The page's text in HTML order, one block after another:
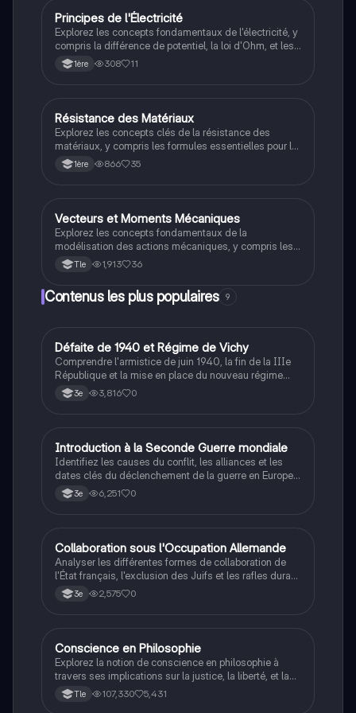
fondamentaux des systèmes mécaniques.
SI
Principes de l'Électricité
Explorez les concepts fondamentaux de l'électricité, y
compris la différence de potentiel, la loi d'Ohm, et les
associations de résistances. Ce résumé couvre les
lois essentielles des circuits électriques et fournit des
1ère 308 11
SI
Résistance des Matériaux
Explorez les concepts clés de la résistance des
matériaux, y compris les formules essentielles pour la
traction, la compression, et la flexion. Ce document
présente des calculs pratiques, des coefficients de
architecture et ingénierie.
1ère 866 35
SI
Vecteurs et Moments Mécaniques
Explorez les concepts fondamentaux de la
modélisation des actions mécaniques, y compris les
vecteurs, les forces, les moments et le théorème de
Varignon. Ce chapitre de sciences de l'ingénieur pour
la terminale couvre les calculs de travail, les forces
résultantes et les principes de mécanique. Idéal pour
Tle 1,913 36
Contenus les plus populaires 9
DHistoire
Défaite de 1940 et Régime de Vichy
Comprendre l'armistice de juin 1940, la fin de la IIIe
République et la mise en place du nouveau régime
autoritaire de Philippe Pétain.
3e 3,816 0
IHistoire
Introduction à la Seconde Guerre mondiale
Identifiez les causes du conflit, les alliances et les
dates clés du déclenchement de la guerre en Europe
et dans le Pacifique.
3e 6,251 0
CHistoire
Collaboration sous l'Occupation Allemande
Analyser les différentes formes de collaboration de
l'État français, l'exclusion des Juifs et les rafles durant
la Seconde Guerre mondiale.
3e 2,575 0
Philosophie
Conscience en Philosophie
Explorez la notion de conscience en philosophie à
travers ses implications sur la justice, la liberté, et la
connaissance. Cette fiche de révision aborde les
débats philosophiques sur la conscience, le cogito, et
Tle 107,330 5,431